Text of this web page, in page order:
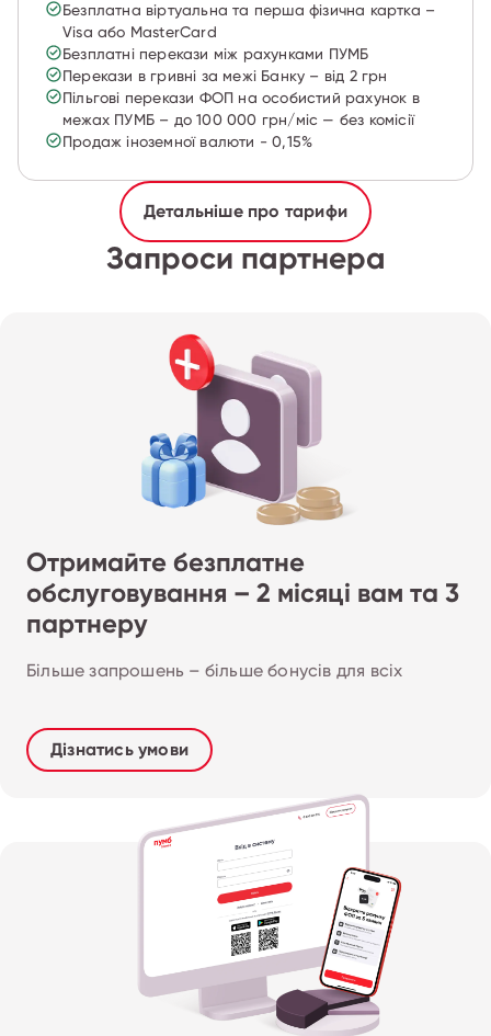
Безплатна віртуальна та перша фізична картка –
Visa або MasterCard
Безплатні перекази між рахунками ПУМБ
Перекази в гривні за межі Банку – від 2 грн
Пільгові перекази ФОП на особистий рахунок в
межах ПУМБ – до 100 000 грн/міс — без комісії
Продаж іноземної валюти - 0,15%
Детальніше про тарифи
Запроси партнера
Отримайте безплатне
обслуговування – 2 місяці вам та 3
партнеру
Більше запрошень – більше бонусів для всіх
Дізнатись умови